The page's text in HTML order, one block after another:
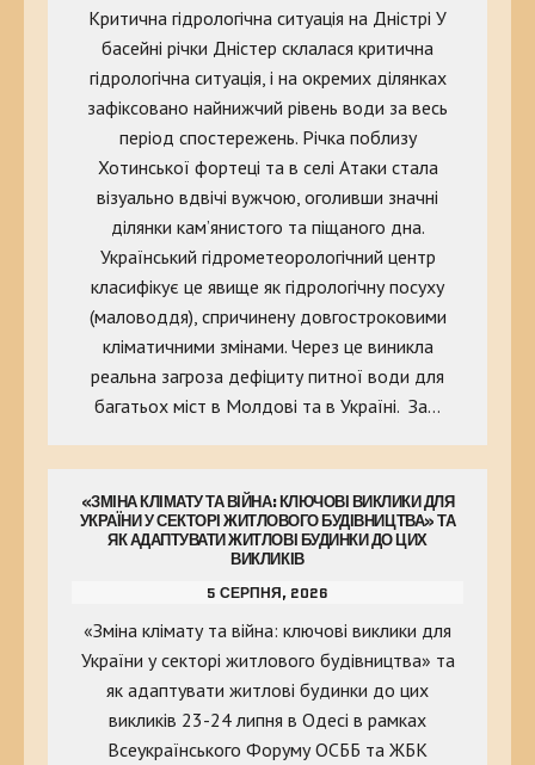
Критична гідрологічна ситуація на Дністрі У
басейні річки Дністер склалася критична
гідрологічна ситуація, і на окремих ділянках
зафіксовано найнижчий рівень води за весь
період спостережень. Річка поблизу
Хотинської фортеці та в селі Атаки стала
візуально вдвічі вужчою, оголивши значні
ділянки кам’янистого та піщаного дна.
Український гідрометеорологічний центр
класифікує це явище як гідрологічну посуху
(маловоддя), спричинену довгостроковими
кліматичними змінами. Через це виникла
реальна загроза дефіциту питної води для
багатьох міст в Молдові та в Україні. За…
«ЗМІНА КЛІМАТУ ТА ВІЙНА: КЛЮЧОВІ ВИКЛИКИ ДЛЯ
УКРАЇНИ У СЕКТОРІ ЖИТЛОВОГО БУДІВНИЦТВА» ТА
ЯК АДАПТУВАТИ ЖИТЛОВІ БУДИНКИ ДО ЦИХ
ВИКЛИКІВ
5 СЕРПНЯ, 2026
«Зміна клімату та війна: ключові виклики для
України у секторі житлового будівництва» та
як адаптувати житлові будинки до цих
викликів 23-24 липня в Одесі в рамках
Всеукраїнського Форуму ОСББ та ЖБК